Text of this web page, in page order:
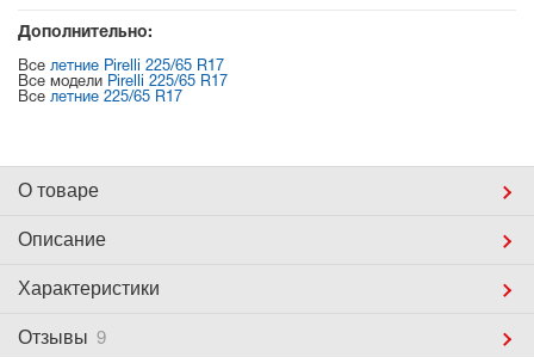
Дополнительно:
Все летние Pirelli 225/65 R17
Все модели Pirelli 225/65 R17
Все летние 225/65 R17
О товаре
Описание
Характеристики
Отзывы 9